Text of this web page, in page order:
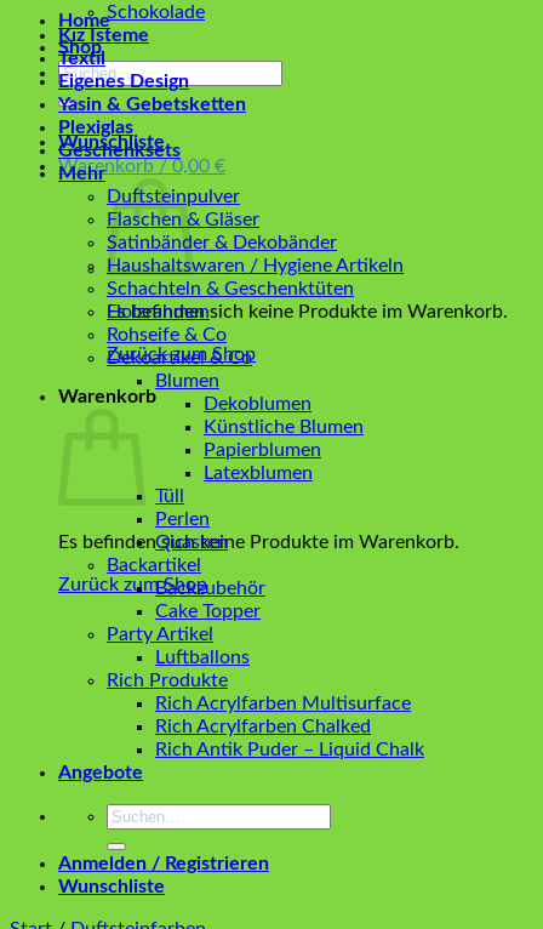
Home
Shop
Suchen
nach:
Wunschliste
Warenkorb / 0,00 €
Es befinden sich keine Produkte im Warenkorb.
Zurück zum Shop
Warenkorb
Es befinden sich keine Produkte im Warenkorb.
Zurück zum Shop
Schokolade
Kız İsteme
Textil
Eigenes Design
Yasin & Gebetsketten
Plexiglas
Geschenksets
Mehr
Duftsteinpulver
Flaschen & Gläser
Satinbänder & Dekobänder
Haushaltswaren / Hygiene Artikeln
Schachteln & Geschenktüten
Holzrahmen
Rohseife & Co
Dekoartikel & Co
Blumen
Dekoblumen
Künstliche Blumen
Papierblumen
Latexblumen
Tüll
Perlen
Quasten
Backartikel
Backzubehör
Cake Topper
Party Artikel
Luftballons
Rich Produkte
Rich Acrylfarben Multisurface
Rich Acrylfarben Chalked
Rich Antik Puder – Liquid Chalk
Angebote
Suchen
Anmelden / Registrieren
Wunschliste